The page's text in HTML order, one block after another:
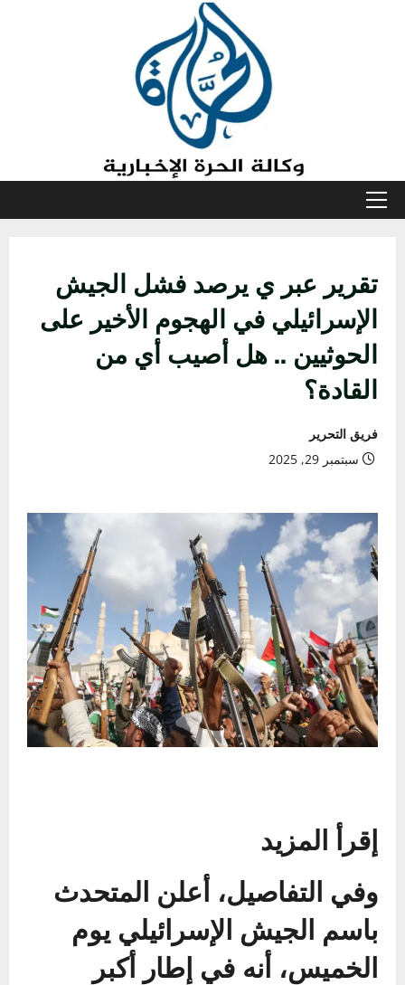
القائمة
تقرير عبر ي يرصد فشل الجيش
الإسرائيلي في الهجوم الأخير على
الحوثيين .. هل أصيب أي من
القادة؟
فريق التحرير
سبتمبر 29, 2025
إقرأ المزيد
وفي التفاصيل، أعلن المتحدث
باسم الجيش الإسرائيلي يوم
الخميس، أنه في إطار أكبر